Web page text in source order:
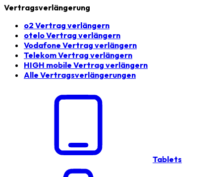
Vertragsverlängerung
o2 Vertrag verlängern
otelo Vertrag verlängern
Vodafone Vertrag verlängern
Telekom Vertrag verlängern
HIGH mobile Vertrag verlängern
Alle Vertragsverlängerungen
Tablets